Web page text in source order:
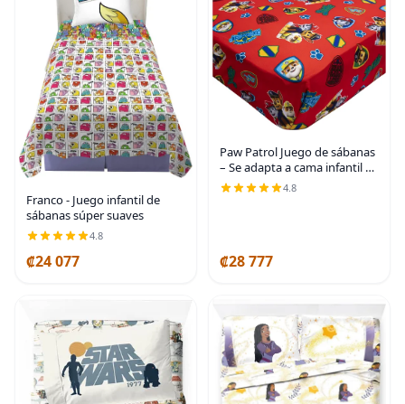
Franco - Juego infantil de
sábanas súper suaves
4.8
₡24 077
Paw Patrol Juego de sábanas
– Se adapta a cama infantil o
colchón de cuna – Sábana
bajera y funda de almohada
4.8
₡28 777